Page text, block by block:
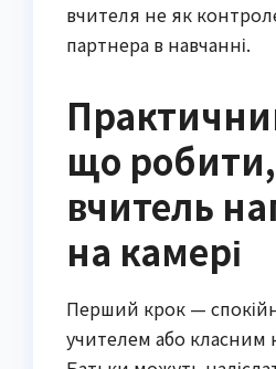
вчителя не як
партнера в навчанні.
що
вчитель
на камері
Перший крок —
учителем або класним